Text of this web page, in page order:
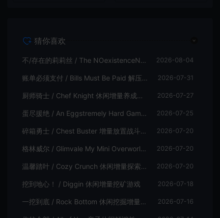
猜你喜欢
不/存在的莉莉丝 / The NOexistenceN of Lilith 动态形象桌面互动游戏 2026-08-04
账单必须支付 / Bills Must Be Paid 解压增量肉鸽休闲游戏 2026-07-31
厨师骑士 / Chef Knight 休闲增量养成游戏 2026-07-27
蛋尽援绝 / An Eggstremely Hard Game 休闲合作闯关游戏 2026-07-25
碎箱勇士 / Chest Buster 增量放置战斗游戏 2026-07-20
格林威尔 / Glimvale My Mini Overworld 单人放置挂机城市建造游戏 2026-07-20
温馨踏叶 / Cozy Crunch 休闲增量探索游戏 2026-07-20
挖到地心！ / Diggin 休闲增量挖矿游戏 2026-07-18
一挖到底 / Rock Bottom 休闲挖掘增量游戏 2026-07-16